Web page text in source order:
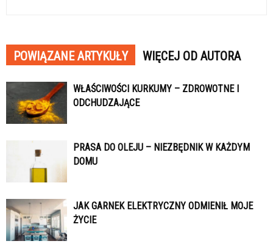
POWIĄZANE ARTYKUŁY WIĘCEJ OD AUTORA
WŁAŚCIWOŚCI KURKUMY – ZDROWOTNE I
ODCHUDZAJĄCE
PRASA DO OLEJU – NIEZBĘDNIK W KAŻDYM
DOMU
JAK GARNEK ELEKTRYCZNY ODMIENIŁ MOJE
ŻYCIE